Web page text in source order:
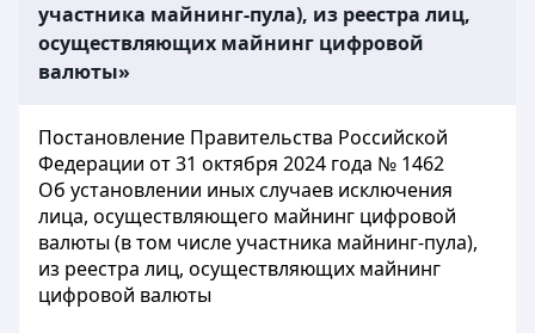
участника майнинг-пула), из реестра лиц,
осуществляющих майнинг цифровой
валюты»
Постановление Правительства Российской
Федерации от 31 октября 2024 года № 1462
Об установлении иных случаев исключения
лица, осуществляющего майнинг цифровой
валюты (в том числе участника майнинг-пула),
из реестра лиц, осуществляющих майнинг
цифровой валюты